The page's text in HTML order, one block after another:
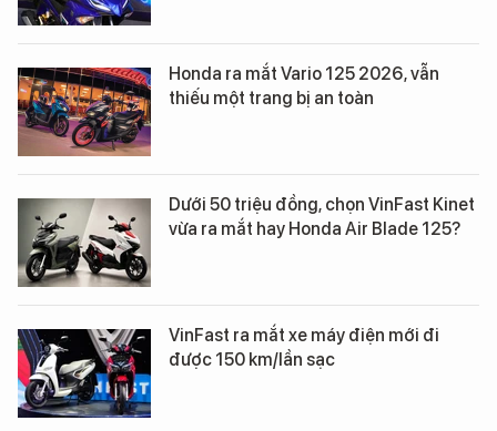
Honda ra mắt Vario 125 2026, vẫn
thiếu một trang bị an toàn
Dưới 50 triệu đồng, chọn VinFast Kinet
vừa ra mắt hay Honda Air Blade 125?
VinFast ra mắt xe máy điện mới đi
được 150 km/lần sạc